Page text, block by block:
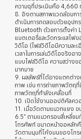
ความจุที่ประเมินคือ 4,660
8. อิงตามสภาพแวดล้อมก
ดำเนินการทดสอบด้วยอุป
Bluetooth ด้วยการตั้งค่า
แบตเตอรี่และวัดกระแสไฟ
วิดีโอ (ไฟล์วิดีโอมีความละ
เวลาในการเล่นวิดีโอจริง
แบบไฟล์วิดีโอ ความสว่าง
มากมาย
9. ผลลัพธ์ที่ได้อาจแตกต่าง
ภาพ เช่น การถ่ายภาพวัตถุ
ภาพวัตถุที่กำลังเคลื่อนที่
10. เปิดใช้งานออปติคัลคว
11. เมื่อวัดตามแนวทแยง
6.5" ตามแนวกรอบสี่เหลี่ย
โทรศัพท์ ขนาดหน้าจอหลัก
วัดตามมุมที่โค้งมนของโท